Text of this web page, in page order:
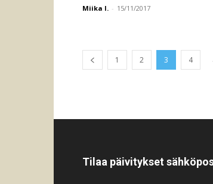
Miika I. - 15/11/2017
1 2 3 4
Tilaa päivitykset